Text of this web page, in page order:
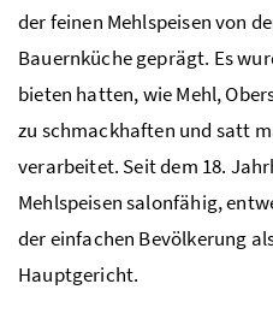
der feinen Mehlspeisen von
Bauernküche geprägt. Es
bieten hatten, wie Mehl,
zu schmackhaften und satt
verarbeitet. Seit dem 18.
Mehlspeisen salonfähig,
der einfachen Bevölkerung
Hauptgericht.